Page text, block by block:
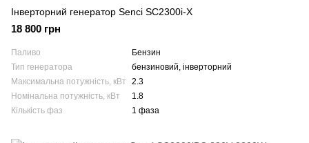
Інверторний генератор Senci SC2300i-X
18 800 грн
Паливо
Бензин
Тип генератора
бензиновий, інверторний
Максимальна потужність, кВт
2.3
Номінальна потужність, кВт
1.8
Кількість фаз
1 фаза